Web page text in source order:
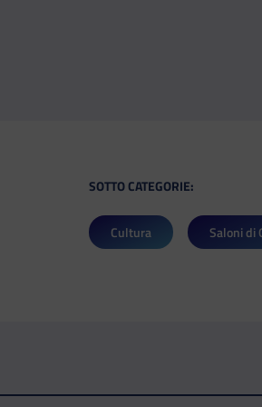
SOTTO CATEGORIE:
Cultura Saloni di